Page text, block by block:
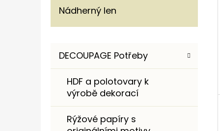
Nádherný len
Přeskočit
kategorie
T
O
DECOUPAGE Potřeby
HDF a polotovary k
výrobě dekorací
Rýžové papíry s